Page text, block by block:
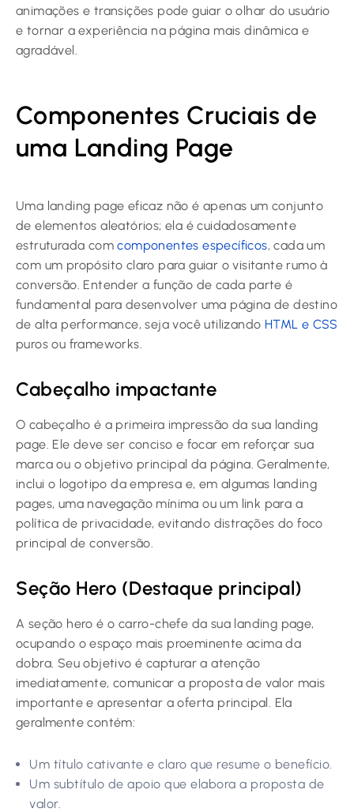
animações e transições pode guiar o olhar do usuário
e tornar a experiência na página mais dinâmica e
agradável.
Componentes Cruciais de
uma Landing Page
Uma landing page eficaz não é apenas um conjunto
de elementos aleatórios; ela é cuidadosamente
estruturada comcomponentes específicos, cada um
com um propósito claro para guiar o visitante rumo à
conversão. Entender a função de cada parte é
fundamental para desenvolver uma página de destino
de alta performance, seja você utilizando HTML e CSS
puros ou frameworks.
Cabeçalho impactante
O cabeçalho é a primeira impressão da sua landing
page. Ele deve ser conciso e focar em reforçar sua
marca ou o objetivo principal da página. Geralmente,
inclui o logotipo da empresa e, em algumas landing
pages, uma navegação mínima ou um link para a
política de privacidade, evitando distrações do foco
principal de conversão.
Seção Hero (Destaque principal)
A seção hero é o carro-chefe da sua landing page,
ocupando o espaço mais proeminente acima da
dobra. Seu objetivo é capturar a atenção
imediatamente, comunicar a proposta de valor mais
importante e apresentar a oferta principal. Ela
geralmente contém:
Um título cativante e claro que resume o benefício.
Um subtítulo de apoio que elabora a proposta de
valor.